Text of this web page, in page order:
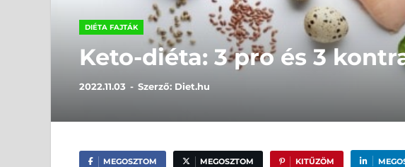
DIÉTA FAJTÁK
Keto-diéta: 3 pro és 3
2022.11.03 - Szerző: Diet.hu
MEGOSZTOM MEGOSZTOM KITŰZÖM